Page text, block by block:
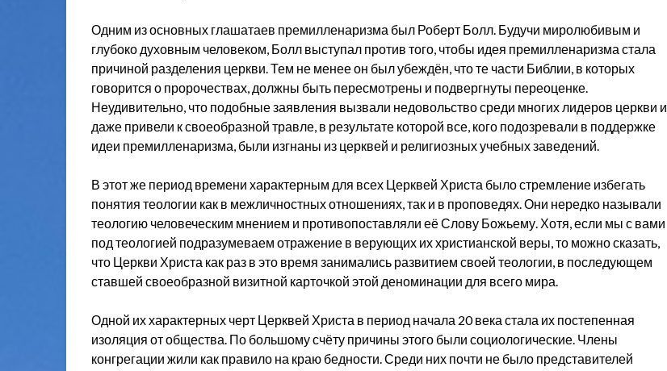
Одним из основных глашатаев премилленаризма был Роберт Болл. Будучи миролюбивым и
глубоко духовным человеком, Болл выступал против того, чтобы идея премилленаризма стала
причиной разделения церкви. Тем не менее он был убеждён, что те части Библии, в которых
говорится о пророчествах, должны быть пересмотрены и подвергнуты переоценке.
Неудивительно, что подобные заявления вызвали недовольство среди многих лидеров церкви и
даже привели к своеобразной травле, в результате которой все, кого подозревали в поддержке
идеи премилленаризма, были изгнаны из церквей и религиозных учебных заведений.
В этот же период времени характерным для всех Церквей Христа было стремление избегать
понятия теологии как в межличностных отношениях, так и в проповедях. Они нередко называли
теологию человеческим мнением и противопоставляли её Слову Божьему. Хотя, если мы с вами
под теологией подразумеваем отражение в верующих их христианской веры, то можно сказать,
что Церкви Христа как раз в это время занимались развитием своей теологии, в последующем
ставшей своеобразной визитной карточкой этой деноминации для всего мира.
Одной их характерных черт Церквей Христа в период начала 20 века стала их постепенная
изоляция от общества. По большому счёту причины этого были социологические. Члены
конгрегации жили как правило на краю бедности. Среди них почти не было представителей